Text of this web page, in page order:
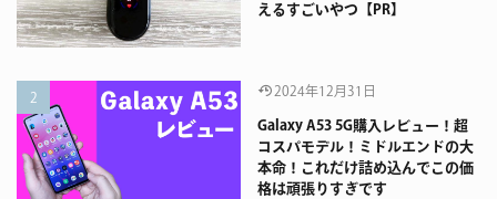
えるすごいやつ【PR】
2024年12月31日
Galaxy A53 5G購入レビュー！超
コスパモデル！ミドルエンドの大
本命！これだけ詰め込んでこの価
格は頑張りすぎです